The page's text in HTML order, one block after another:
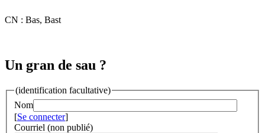
CN : Bas, Bast
Un gran de sau ?
(identification facultative)
Nom
[Se connecter]
Courriel (non publié)